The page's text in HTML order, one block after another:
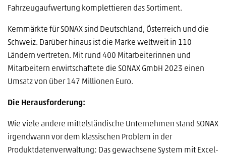
Fahrzeugaufwertung komplettieren das Sortiment.
Kernmärkte für SONAX sind Deutschland, Österreich und die
Schweiz. Darüber hinaus ist die Marke weltweit in 110
Ländern vertreten. Mit rund 400 Mitarbeiterinnen und
Mitarbeitern erwirtschaftete die SONAX GmbH 2023 einen
Umsatz von über 147 Millionen Euro.
Die Herausforderung:
Wie viele andere mittelständische Unternehmen stand SONAX
irgendwann vor dem klassischen Problem in der
Produktdatenverwaltung: Das gewachsene System mit Excel-